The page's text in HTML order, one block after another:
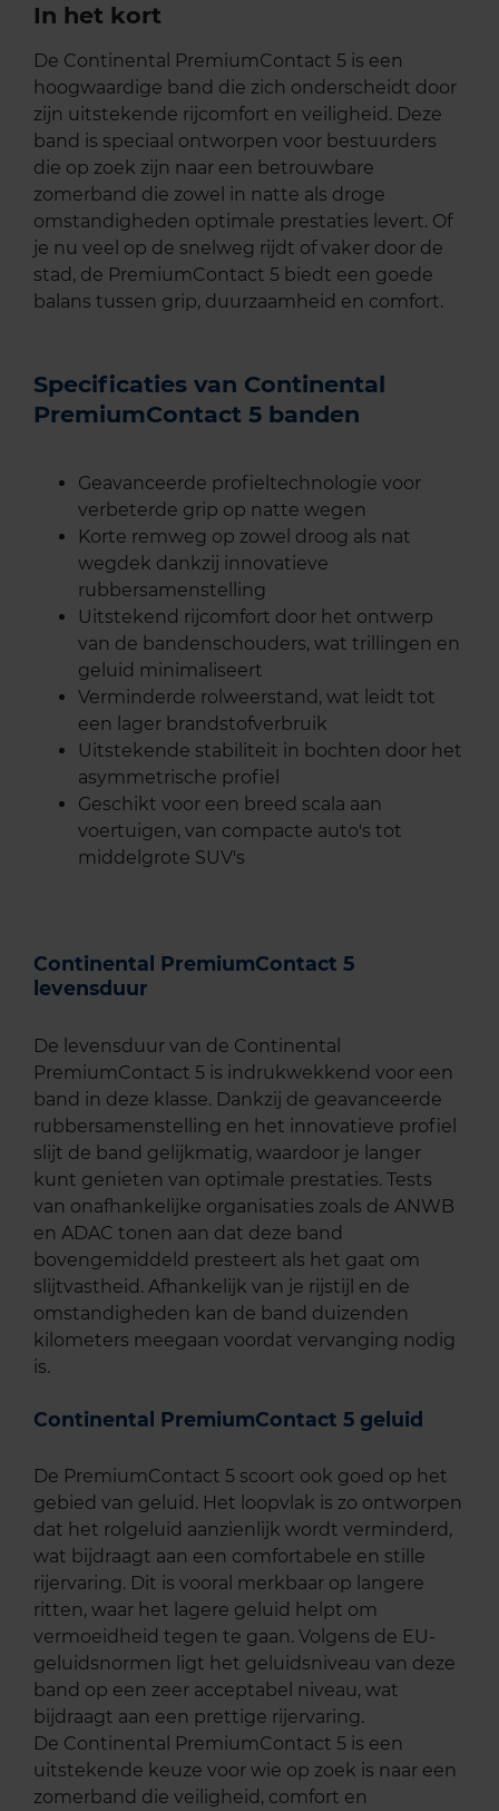
In het kort
De Continental PremiumContact 5 is een
hoogwaardige band die zich onderscheidt door
zijn uitstekende rijcomfort en veiligheid. Deze
band is speciaal ontworpen voor bestuurders
die op zoek zijn naar een betrouwbare
zomerband die zowel in natte als droge
omstandigheden optimale prestaties levert. Of
je nu veel op de snelweg rijdt of vaker door de
stad, de PremiumContact 5 biedt een goede
balans tussen grip, duurzaamheid en comfort.
Specificaties van Continental
PremiumContact 5 banden
Geavanceerde profieltechnologie voor
verbeterde grip op natte wegen
Korte remweg op zowel droog als nat
wegdek dankzij innovatieve
rubbersamenstelling
Uitstekend rijcomfort door het ontwerp
van de bandenschouders, wat trillingen en
geluid minimaliseert
Verminderde rolweerstand, wat leidt tot
een lager brandstofverbruik
Uitstekende stabiliteit in bochten door het
asymmetrische profiel
Geschikt voor een breed scala aan
voertuigen, van compacte auto's tot
middelgrote SUV's
Continental PremiumContact 5
levensduur
De levensduur van de Continental
PremiumContact 5 is indrukwekkend voor een
band in deze klasse. Dankzij de geavanceerde
rubbersamenstelling en het innovatieve profiel
slijt de band gelijkmatig, waardoor je langer
kunt genieten van optimale prestaties. Tests
van onafhankelijke organisaties zoals de ANWB
en ADAC tonen aan dat deze band
bovengemiddeld presteert als het gaat om
slijtvastheid. Afhankelijk van je rijstijl en de
omstandigheden kan de band duizenden
kilometers meegaan voordat vervanging nodig
is.
Continental PremiumContact 5 geluid
De PremiumContact 5 scoort ook goed op het
gebied van geluid. Het loopvlak is zo ontworpen
dat het rolgeluid aanzienlijk wordt verminderd,
wat bijdraagt aan een comfortabele en stille
rijervaring. Dit is vooral merkbaar op langere
ritten, waar het lagere geluid helpt om
vermoeidheid tegen te gaan. Volgens de EU-
geluidsnormen ligt het geluidsniveau van deze
band op een zeer acceptabel niveau, wat
bijdraagt aan een prettige rijervaring.
De Continental PremiumContact 5 is een
uitstekende keuze voor wie op zoek is naar een
zomerband die veiligheid, comfort en